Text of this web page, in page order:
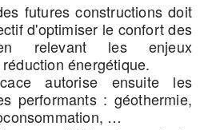
futures constructions doit
d'optimiser le confort des
relevant les enjeux
énergétique.
autorise ensuite les
performants : géothermie,
…